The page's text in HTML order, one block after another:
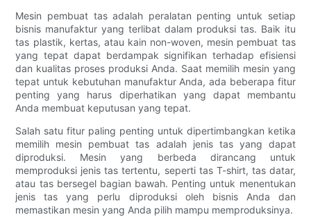
Mesin pembuat tas adalah peralatan penting untuk setiap
bisnis manufaktur yang terlibat dalam produksi tas. Baik itu
tas plastik, kertas, atau kain non-woven, mesin pembuat tas
yang tepat dapat berdampak signifikan terhadap efisiensi
dan kualitas proses produksi Anda. Saat memilih mesin yang
tepat untuk kebutuhan manufaktur Anda, ada beberapa fitur
penting yang harus diperhatikan yang dapat membantu
Anda membuat keputusan yang tepat.
Salah satu fitur paling penting untuk dipertimbangkan ketika
memilih mesin pembuat tas adalah jenis tas yang dapat
diproduksi. Mesin yang berbeda dirancang untuk
memproduksi jenis tas tertentu, seperti tas T-shirt, tas datar,
atau tas bersegel bagian bawah. Penting untuk menentukan
jenis tas yang perlu diproduksi oleh bisnis Anda dan
memastikan mesin yang Anda pilih mampu memproduksinya.